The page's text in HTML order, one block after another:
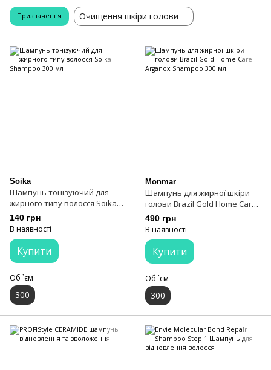
Призначення Очищення шкіри голови
Soika
Шампунь тонізуючий для
жирного типу волосся Soika
Shampoo 300 мл
140 грн
В наявності
Купити
Об `єм
300
Monmar
Шампунь для жирної шкіри
голови Brazil Gold Home Care
Arganox Shampoo 300 мл
490 грн
В наявності
Купити
Об `єм
300